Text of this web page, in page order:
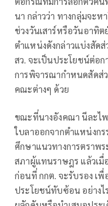
นา กล่าวว่า ทางกลุ่มจะห
ช่วงวันเสาร์หรือวันอาทิ
ตำแหน่งดังกล่าวแบ่งสัด
สว. จะเป็นประโยชน์ต่อ
การพิจารณากำหนดสัดส่
คณะต่างๆ ด้วย
ขณะที่นางอังคณา นีละไพ
ใบลาออกจากตำแหน่งก
ศึกษาแนวทางการตราพ
สภาผู้แทนราษฎร แล้วเมื่
ก่อนที่ กกต. จะรับรอง เ
ประโยชน์ทับซ้อน อย่างไ